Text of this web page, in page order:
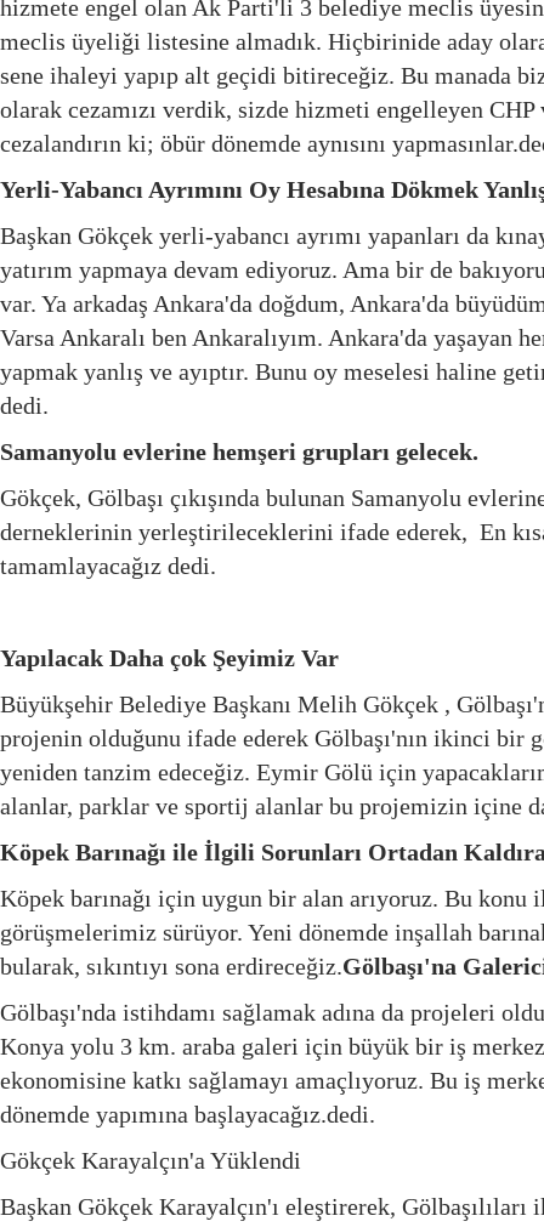
hizmete engel olan Ak Parti'li 3 belediye meclis
meclis üyeliği listesine almadık. Hiçbirinide aday
sene ihaleyi yapıp alt geçidi bitireceğiz. Bu manada
olarak cezamızı verdik, sizde hizmeti engelleyen
cezalandırın ki; öbür dönemde aynısını
Yerli-Yabancı Ayrımını Oy Hesabına Dökmek
Başkan Gökçek yerli-yabancı ayrımı yapanları da
yatırım yapmaya devam ediyoruz. Ama bir de
var. Ya arkadaş Ankara'da doğdum, Ankara'da
Varsa Ankaralı ben Ankaralıyım. Ankara'da yaşayan
yapmak yanlış ve ayıptır. Bunu oy meselesi haline
dedi.
Samanyolu evlerine hemşeri grupları gelecek.
Gökçek, Gölbaşı çıkışında bulunan Samanyolu
derneklerinin yerleştirileceklerini ifade ederek,  En
tamamlayacağız dedi.
Yapılacak Daha çok Şeyimiz Var
Büyükşehir Belediye Başkanı Melih Gökçek ,
projenin olduğunu ifade ederek Gölbaşı'nın ikinci bir
yeniden tanzim edeceğiz. Eymir Gölü için
alanlar, parklar ve sportij alanlar bu projemizin içine
Köpek Barınağı ile İlgili Sorunları Ortadan
Köpek barınağı için uygun bir alan arıyoruz. Bu
görüşmelerimiz sürüyor. Yeni dönemde inşallah
bularak, sıkıntıyı sona erdireceğiz.Gölbaşı'na
Gölbaşı'nda istihdamı sağlamak adına da projeleri
Konya yolu 3 km. araba galeri için büyük bir iş
ekonomisine katkı sağlamayı amaçlıyoruz. Bu iş
dönemde yapımına başlayacağız.dedi.
Gökçek Karayalçın'a Yüklendi
Başkan Gökçek Karayalçın'ı eleştirerek,